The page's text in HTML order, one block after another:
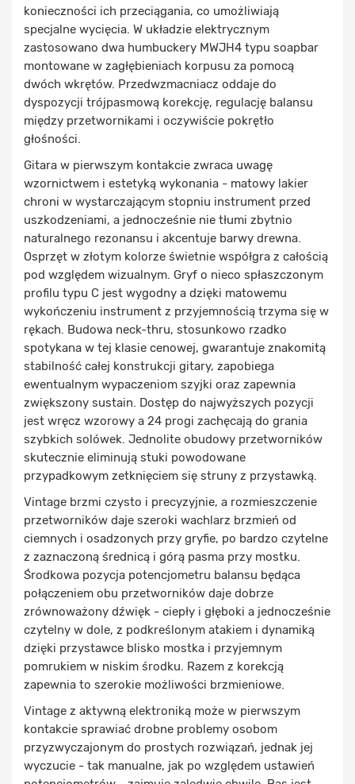
konieczności ich przeciągania, co umożliwiają
specjalne wycięcia. W układzie elektrycznym
zastosowano dwa humbuckery MWJH4 typu soapbar
montowane w zagłębieniach korpusu za pomocą
dwóch wkrętów. Przedwzmacniacz oddaje do
dyspozycji trójpasmową korekcję, regulację balansu
między przetwornikami i oczywiście pokrętło
głośności.
Gitara w pierwszym kontakcie zwraca uwagę
wzornictwem i estetyką wykonania - matowy lakier
chroni w wystarczającym stopniu instrument przed
uszkodzeniami, a jednocześnie nie tłumi zbytnio
naturalnego rezonansu i akcentuje barwy drewna.
Osprzęt w złotym kolorze świetnie współgra z całością
pod względem wizualnym. Gryf o nieco spłaszczonym
profilu typu C jest wygodny a dzięki matowemu
wykończeniu instrument z przyjemnością trzyma się w
rękach. Budowa neck-thru, stosunkowo rzadko
spotykana w tej klasie cenowej, gwarantuje znakomitą
stabilność całej konstrukcji gitary, zapobiega
ewentualnym wypaczeniom szyjki oraz zapewnia
zwiększony sustain. Dostęp do najwyższych pozycji
jest wręcz wzorowy a 24 progi zachęcają do grania
szybkich solówek. Jednolite obudowy przetworników
skutecznie eliminują stuki powodowane
przypadkowym zetknięciem się struny z przystawką.
Vintage brzmi czysto i precyzyjnie, a rozmieszczenie
przetworników daje szeroki wachlarz brzmień od
ciemnych i osadzonych przy gryfie, po bardzo czytelne
z zaznaczoną średnicą i górą pasma przy mostku.
Środkowa pozycja potencjometru balansu będąca
połączeniem obu przetworników daje dobrze
zrównoważony dźwięk - ciepły i głęboki a jednocześnie
czytelny w dole, z podkreślonym atakiem i dynamiką
dzięki przystawce blisko mostka i przyjemnym
pomrukiem w niskim środku. Razem z korekcją
zapewnia to szerokie możliwości brzmieniowe.
Vintage z aktywną elektroniką może w pierwszym
kontakcie sprawiać drobne problemy osobom
przyzwyczajonym do prostych rozwiązań, jednak jej
wyczucie - tak manualne, jak po względem ustawień